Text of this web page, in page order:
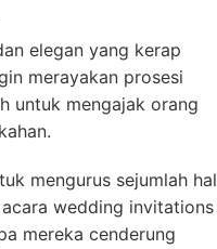
elegan yang kerap
merayakan prosesi
untuk mengajak orang
mengurus sejumlah hal
wedding invitations
mereka cenderung